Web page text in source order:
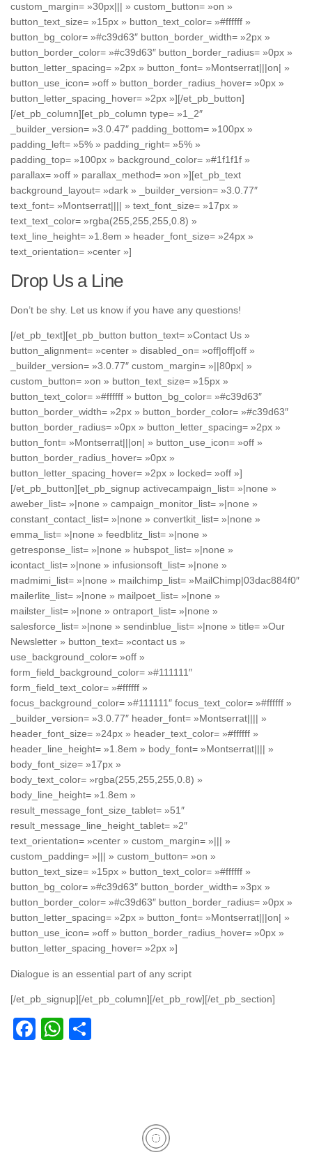
custom_margin= »30px||| » custom_button= »on »
button_text_size= »15px » button_text_color= »#ffffff »
button_bg_color= »#c39d63″ button_border_width= »2px »
button_border_color= »#c39d63″ button_border_radius= »0px »
button_letter_spacing= »2px » button_font= »Montserrat|||on| »
button_use_icon= »off » button_border_radius_hover= »0px »
button_letter_spacing_hover= »2px »][/et_pb_button]
[/et_pb_column][et_pb_column type= »1_2″
_builder_version= »3.0.47″ padding_bottom= »100px »
padding_left= »5% » padding_right= »5% »
padding_top= »100px » background_color= »#1f1f1f »
parallax= »off » parallax_method= »on »][et_pb_text
background_layout= »dark » _builder_version= »3.0.77″
text_font= »Montserrat|||| » text_font_size= »17px »
text_text_color= »rgba(255,255,255,0.8) »
text_line_height= »1.8em » header_font_size= »24px »
text_orientation= »center »]
Drop Us a Line
Don’t be shy. Let us know if you have any questions!
[/et_pb_text][et_pb_button button_text= »Contact Us »
button_alignment= »center » disabled_on= »off|off|off »
_builder_version= »3.0.77″ custom_margin= »||80px| »
custom_button= »on » button_text_size= »15px »
button_text_color= »#ffffff » button_bg_color= »#c39d63″
button_border_width= »2px » button_border_color= »#c39d63″
button_border_radius= »0px » button_letter_spacing= »2px »
button_font= »Montserrat|||on| » button_use_icon= »off »
button_border_radius_hover= »0px »
button_letter_spacing_hover= »2px » locked= »off »]
[/et_pb_button][et_pb_signup activecampaign_list= »|none »
aweber_list= »|none » campaign_monitor_list= »|none »
constant_contact_list= »|none » convertkit_list= »|none »
emma_list= »|none » feedblitz_list= »|none »
getresponse_list= »|none » hubspot_list= »|none »
icontact_list= »|none » infusionsoft_list= »|none »
madmimi_list= »|none » mailchimp_list= »MailChimp|03dac884f0″
mailerlite_list= »|none » mailpoet_list= »|none »
mailster_list= »|none » ontraport_list= »|none »
salesforce_list= »|none » sendinblue_list= »|none » title= »Our
Newsletter » button_text= »contact us »
use_background_color= »off »
form_field_background_color= »#111111″
form_field_text_color= »#ffffff »
focus_background_color= »#111111″ focus_text_color= »#ffffff »
_builder_version= »3.0.77″ header_font= »Montserrat|||| »
header_font_size= »24px » header_text_color= »#ffffff »
header_line_height= »1.8em » body_font= »Montserrat|||| »
body_font_size= »17px »
body_text_color= »rgba(255,255,255,0.8) »
body_line_height= »1.8em »
result_message_font_size_tablet= »51″
result_message_line_height_tablet= »2″
text_orientation= »center » custom_margin= »||| »
custom_padding= »||| » custom_button= »on »
button_text_size= »15px » button_text_color= »#ffffff »
button_bg_color= »#c39d63″ button_border_width= »3px »
button_border_color= »#c39d63″ button_border_radius= »0px »
button_letter_spacing= »2px » button_font= »Montserrat|||on| »
button_use_icon= »off » button_border_radius_hover= »0px »
button_letter_spacing_hover= »2px »]
Dialogue is an essential part of any script
[/et_pb_signup][/et_pb_column][/et_pb_row][/et_pb_section]
Facebook
WhatsApp